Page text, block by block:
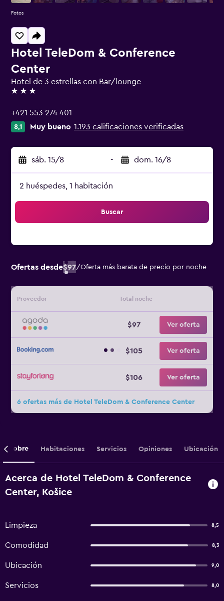
Hotel TeleDom & Conference
Center
Hotel de 3 estrellas con Bar/lounge
3 estrellas
+421 553 274 401
8,1 Muy bueno 1.193 calificaciones verificadas
sáb. 15/8 - dom. 16/8
2 huéspedes, 1 habitación
Buscar
Ofertas desde$97/Oferta más barata de precio por noche
Proveedor Total noche
$97 Ver oferta
$105 Ver oferta
$106 Ver oferta
6 ofertas más de Hotel TeleDom & Conference Center
Fotos
Sobre Habitaciones Servicios Opiniones Ubicación
Acerca de Hotel TeleDom & Conference
Center, Košice
Limpieza 8,5
Comodidad 8,3
Ubicación 9,0
Servicios 8,0